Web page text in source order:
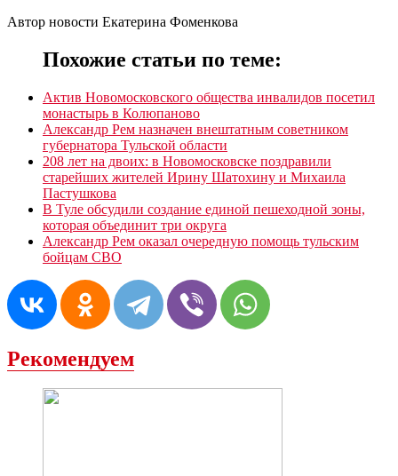
Автор новости Екатерина Фоменкова
Похожие статьи по теме:
Актив Новомосковского общества инвалидов посетил
монастырь в Колюпаново
Александр Рем назначен внештатным советником
губернатора Тульской области
208 лет на двоих: в Новомосковске поздравили
старейших жителей Ирину Шатохину и Михаила
Пастушкова
В Туле обсудили создание единой пешеходной зоны,
которая объединит три округа
Александр Рем оказал очередную помощь тульским
бойцам СВО
Рекомендуем